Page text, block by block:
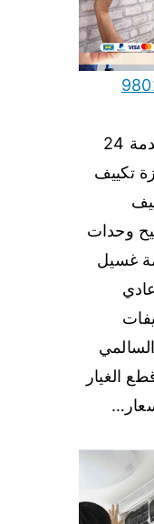
98025055
تصليح مكيفات السالمي نقدم خدمة 24
تكييف
وحدات
غسيل
الغيار